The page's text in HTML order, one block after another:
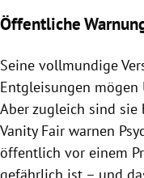
Öffentliche
Seine vollmundige
Entgleisungen
Aber zugleich sind sie
Vanity Fair warnen
öffentlich vor einem
gefährlich ist – und